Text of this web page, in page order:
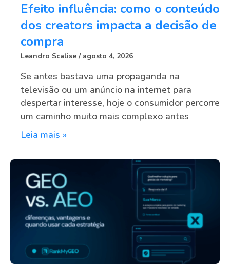
Efeito influência: como o conteúdo
dos creators impacta a decisão de
compra
Leandro Scalise agosto 4, 2026
Se antes bastava uma propaganda na
televisão ou um anúncio na internet para
despertar interesse, hoje o consumidor percorre
um caminho muito mais complexo antes
Leia mais »